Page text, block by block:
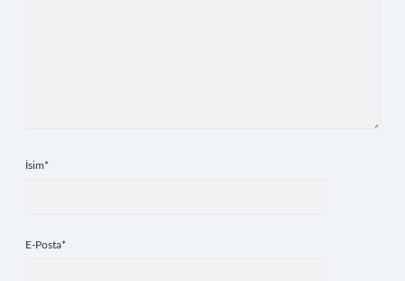
İsim*
E-Posta*